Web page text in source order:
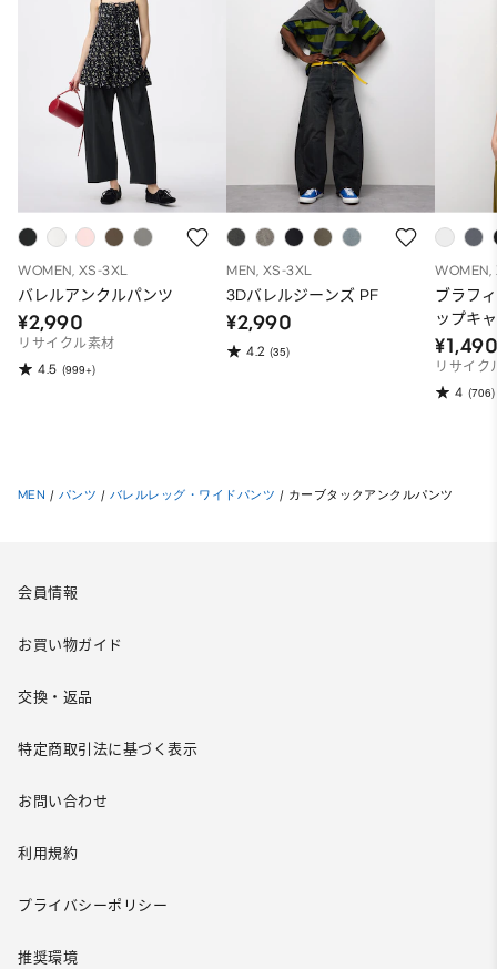
WOMEN, XS-3XL
バレルアンクルパンツ
¥2,990
リサイクル素材
4.5 (999+)
MEN, XS-3XL
3Dバレルジーンズ PF
¥2,990
4.2 (35)
WOMEN,
ブラフ
ップキ
リサイク
4 (706)
MEN / パンツ / バレルレッグ・ワイドパンツ / カーブタックアンクルパンツ
会員情報
お買い物ガイド
交換・返品
特定商取引法に基づく表示
お問い合わせ
利用規約
プライバシーポリシー
推奨環境